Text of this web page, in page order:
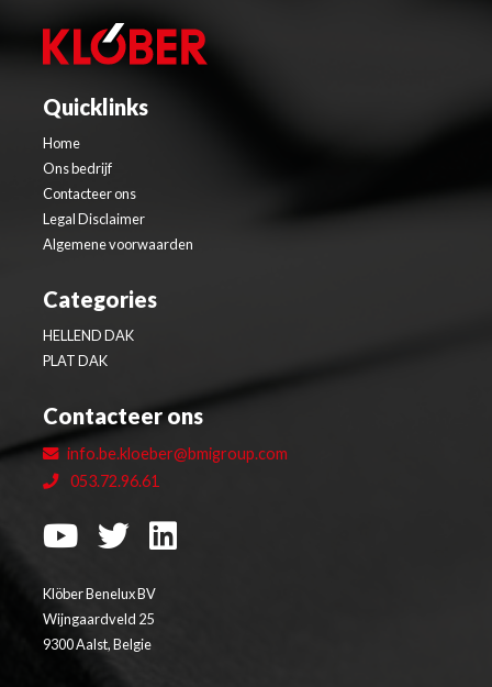
Quicklinks
Home
Ons bedrijf
Contacteer ons
Legal Disclaimer
Algemene voorwaarden
Categories
HELLEND DAK
PLAT DAK
Contacteer ons
info.be.kloeber@bmigroup.com
053.72.96.61
Klöber Benelux BV
Wijngaardveld 25
9300 Aalst, Belgie